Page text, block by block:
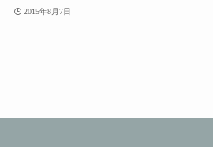
2015年8月7日